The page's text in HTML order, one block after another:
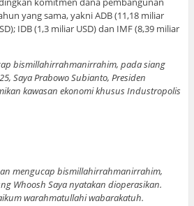
yang sama, yakni ADB (11,18 miliar
IDB (1,3 miliar USD) dan IMF (8,39 miliar
bismillahirrahmanirrahim, pada siang
Saya Prabowo Subianto, Presiden
kawasan ekonomi khusus Industropolis
mengucap bismillahirrahmanirrahim,
Whoosh Saya nyatakan dioperasikan.
warahmatullahi wabarakatuh.